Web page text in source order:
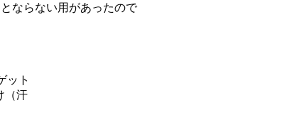
ならない用があったので
ット
（汗